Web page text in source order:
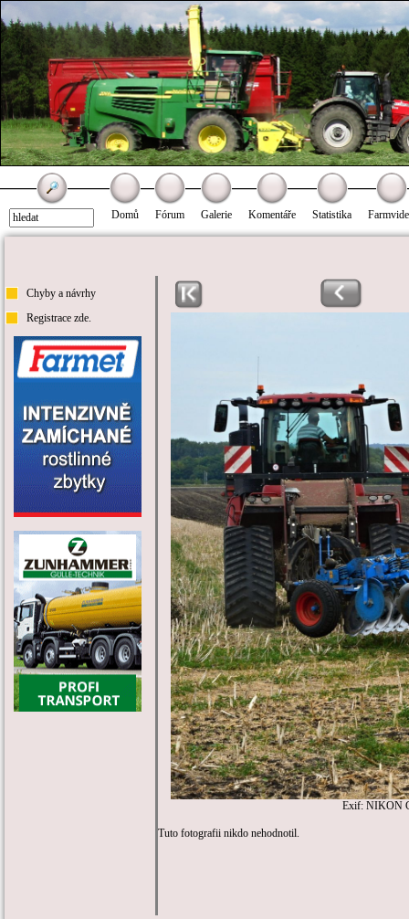
Domů Fórum Galerie Komentáře Statistika
Chyby a návrhy
Registrace zde.
Exif: NIKON
Tuto fotografii nikdo nehodnotil.